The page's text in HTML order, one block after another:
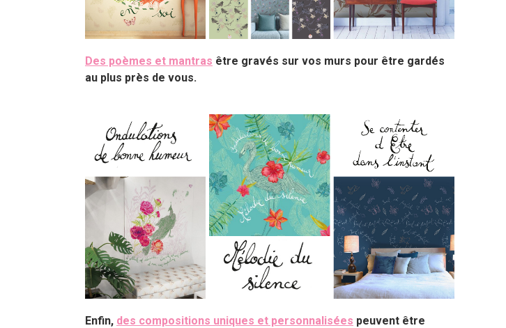
Des poèmes et mantras être gravés sur vos murs pour être gardés
au plus près de vous.
Enfin, des compositions uniques et personnalisées peuvent être